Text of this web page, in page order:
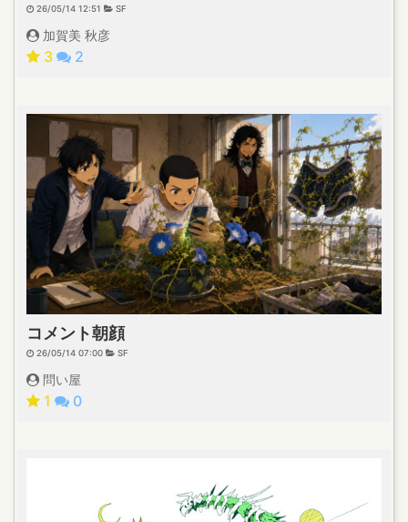
26/05/14 12:51 SF
加賀美 秋彦
3 2
コメント朝顔
26/05/14 07:00 SF
問い屋
1 0